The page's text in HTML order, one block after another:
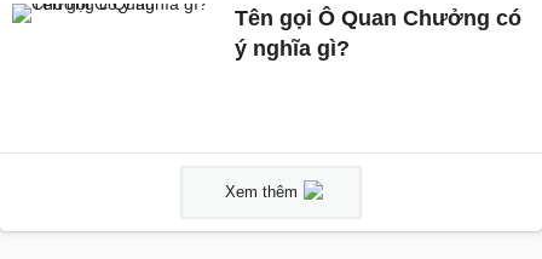
Tên gọi Ô Quan Chưởng có
ý nghĩa gì?
Xem thêm